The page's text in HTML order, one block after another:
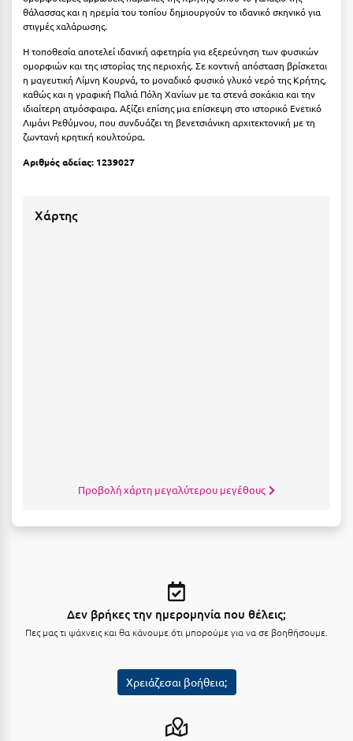
Κοζάνη
Κομοτηνή
Κόνιτσα
Κόρινθος
Κορώνη
Κουφονήσια
Λαγκάδια
θάλασσας και η ηρεμία του τοπίου δημιουργούν το ιδανικό σκηνικό για
στιγμές χαλάρωσης.
Η τοποθεσία αποτελεί ιδανική αφετηρία για εξερεύνηση των φυσικών
ομορφιών και της ιστορίας της περιοχής. Σε κοντινή απόσταση βρίσκεται
η μαγευτική Λίμνη Κουρνά, το μοναδικό φυσικό γλυκό νερό της Κρήτης,
καθώς και η γραφική Παλιά Πόλη Χανίων με τα στενά σοκάκια και την
ιδιαίτερη ατμόσφαιρα. Αξίζει επίσης μια επίσκεψη στο ιστορικό Ενετικό
Λιμάνι Ρεθύμνου, που συνδυάζει τη βενετσιάνικη αρχιτεκτονική με τη
ζωντανή κρητική κουλτούρα.
Αριθμός αδείας: 1239027
Χάρτης
Προβολή χάρτη μεγαλύτερου μεγέθους
Δεν βρήκες την ημερομηνία που θέλεις;
Πες μας τι ψάχνεις και θα κάνουμε ότι μπορούμε για να σε βοηθήσουμε.
Χρειάζεσαι βοήθεια;